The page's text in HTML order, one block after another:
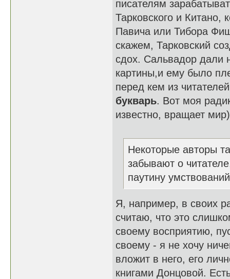
писателям
Тарковского и
Павича или Тибора
скажем, Тарковский
сдох. Сальвадор дали
картины,и ему было
перед кем из
букварь. Вот моя
известно, вращает
Некоторые авторы
забывают о
паутину
Я, например, в своих
считаю, что это
своему восприятию,
своему - я не хочу
вложит в него, его
книгами Донцовой.